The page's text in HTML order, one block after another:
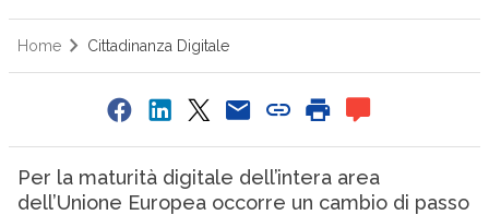
Home Cittadinanza Digitale
Per la maturità digitale dell’intera area
dell’Unione Europea occorre un cambio di passo